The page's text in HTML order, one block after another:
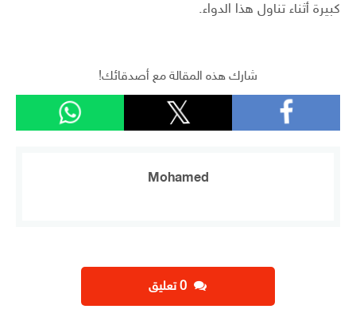
كبيرة أثناء تناول هذا الدواء.
شارك هذه المقالة مع أصدقائك!
Mohamed